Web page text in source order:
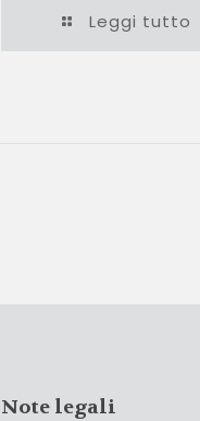
Leggi tutto
Note legali